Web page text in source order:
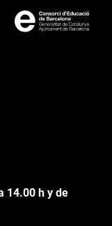
14.00 h y de